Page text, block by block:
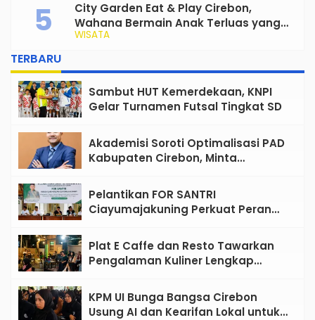
WISATA
City Garden Eat & Play Cirebon,
Wahana Bermain Anak Terluas yang
Siap Jadi Favorit Keluarga
TERBARU
Sambut HUT Kemerdekaan, KNPI
Gelar Turnamen Futsal Tingkat SD
Akademisi Soroti Optimalisasi PAD
Kabupaten Cirebon, Minta
Sekadar Wacana
Pelantikan FOR SANTRI
Ciayumajakuning Perkuat Peran
Umat
Plat E Caffe dan Resto Tawarkan
Pengalaman Kuliner Lengkap
Cirebon
KPM UI Bunga Bangsa Cirebon
Usung AI dan Kearifan Lokal untuk